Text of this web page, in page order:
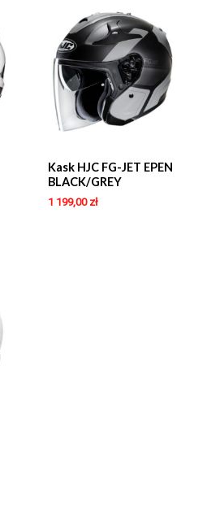
Kask HJC FG-JET EPEN
BLACK/GREY
1 199,00 zł